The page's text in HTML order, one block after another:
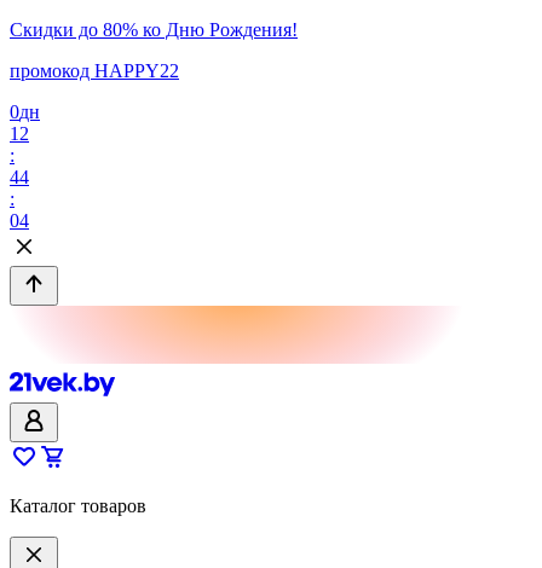
Скидки до 80% ко Дню Рождения!
промокод HAPPY22
0дн
12
:
44
:
04
Каталог товаров